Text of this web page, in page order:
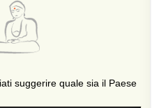
suggerire quale sia il Paese